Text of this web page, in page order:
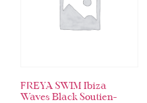
FREYA SWIM Ibiza
Waves Black Soutien-